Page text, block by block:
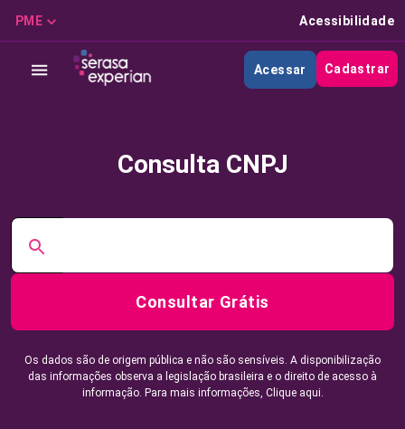
PME Acessibilidade
Acessar Cadastrar
Consulta CNPJ
Consultar Grátis
Os dados são de origem pública e não são sensíveis. A disponibilização
das informações observa a legislação brasileira e o direito de acesso à
informação. Para mais informações, Clique aqui.